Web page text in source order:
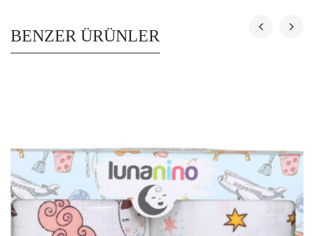
BENZER ÜRÜNLER